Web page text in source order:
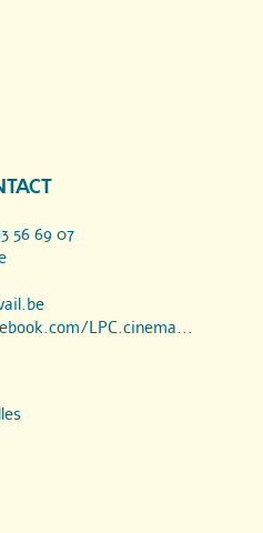
56 69 07
LPC.cinema...